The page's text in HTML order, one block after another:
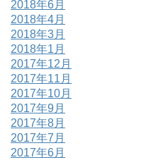
2018年6月
2018年4月
2018年3月
2018年1月
2017年12月
2017年11月
2017年10月
2017年9月
2017年8月
2017年7月
2017年6月